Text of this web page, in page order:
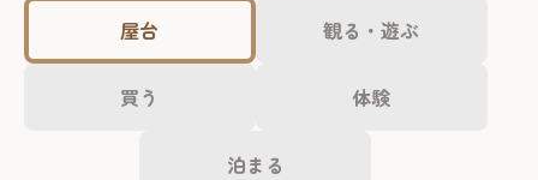
屋台 観る・遊ぶ
買う 体験
泊まる